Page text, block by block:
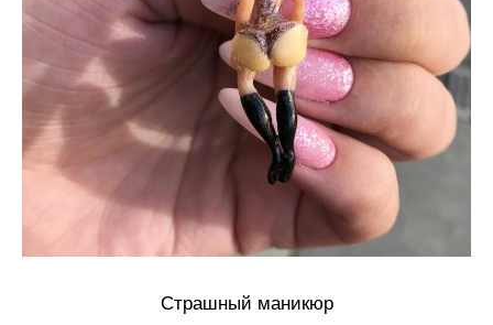
Страшный маникюр